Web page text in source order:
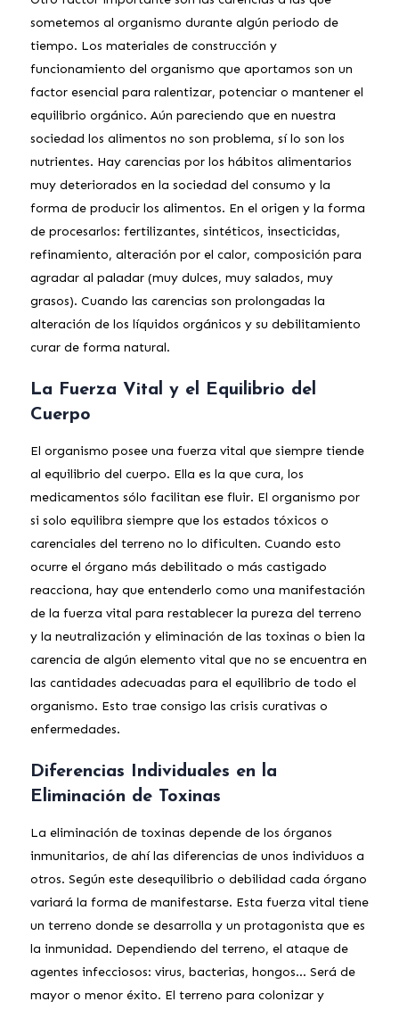
sometemos al organismo durante algún periodo de
tiempo. Los materiales de construcción y
funcionamiento del organismo que aportamos son un
factor esencial para ralentizar, potenciar o mantener el
equilibrio orgánico. Aún pareciendo que en nuestra
sociedad los alimentos no son problema, sí lo son los
nutrientes. Hay carencias por los hábitos alimentarios
muy deteriorados en la sociedad del consumo y la
forma de producir los alimentos. En el origen y la forma
de procesarlos: fertilizantes, sintéticos, insecticidas,
refinamiento, alteración por el calor, composición para
agradar al paladar (muy dulces, muy salados, muy
grasos). Cuando las carencias son prolongadas la
alteración de los líquidos orgánicos y su debilitamiento
curar de forma natural.
La Fuerza Vital y el Equilibrio del
Cuerpo
El organismo posee una fuerza vital que siempre tiende
al equilibrio del cuerpo. Ella es la que cura, los
medicamentos sólo facilitan ese fluir. El organismo por
si solo equilibra siempre que los estados tóxicos o
carenciales del terreno no lo dificulten. Cuando esto
ocurre el órgano más debilitado o más castigado
reacciona, hay que entenderlo como una manifestación
de la fuerza vital para restablecer la pureza del terreno
y la neutralización y eliminación de las toxinas o bien la
carencia de algún elemento vital que no se encuentra en
las cantidades adecuadas para el equilibrio de todo el
organismo. Esto trae consigo las crisis curativas o
enfermedades.
Diferencias Individuales en la
Eliminación de Toxinas
La eliminación de toxinas depende de los órganos
inmunitarios, de ahí las diferencias de unos individuos a
otros. Según este desequilibrio o debilidad cada órgano
variará la forma de manifestarse. Esta fuerza vital tiene
un terreno donde se desarrolla y un protagonista que es
la inmunidad. Dependiendo del terreno, el ataque de
agentes infecciosos: virus, bacterias, hongos… Será de
mayor o menor éxito. El terreno para colonizar y